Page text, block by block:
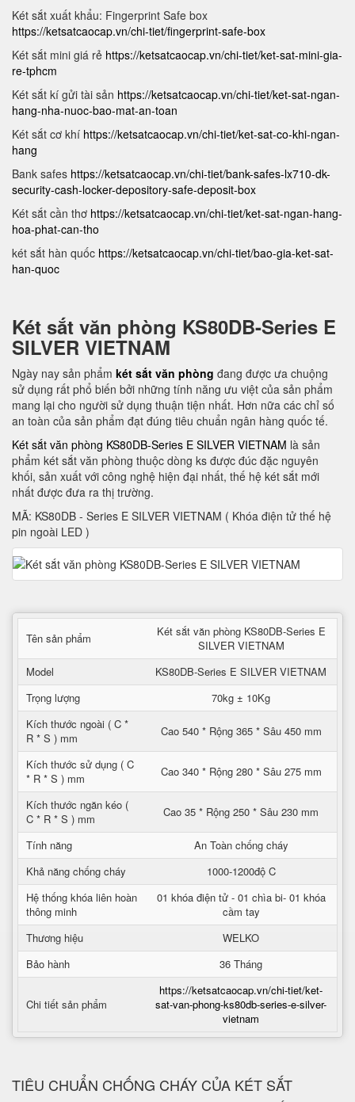
Két sắt xuất khẩu: Fingerprint Safe box
https://ketsatcaocap.vn/chi-tiet/fingerprint-safe-box
Két sắt mini giá rẻ https://ketsatcaocap.vn/chi-tiet/ket-sat-mini-gia-
re-tphcm
Két sắt kí gửi tài sản https://ketsatcaocap.vn/chi-tiet/ket-sat-ngan-
hang-nha-nuoc-bao-mat-an-toan
Két sắt cơ khí https://ketsatcaocap.vn/chi-tiet/ket-sat-co-khi-ngan-
hang
Bank safes https://ketsatcaocap.vn/chi-tiet/bank-safes-lx710-dk-
security-cash-locker-depository-safe-deposit-box
Két sắt cần thơ https://ketsatcaocap.vn/chi-tiet/ket-sat-ngan-hang-
hoa-phat-can-tho
két sắt hàn quốc https://ketsatcaocap.vn/chi-tiet/bao-gia-ket-sat-
han-quoc
Két sắt văn phòng KS80DB-Series E
SILVER VIETNAM
Ngày nay sản phẩm két sắt văn phòng đang được ưa chuộng
sử dụng rất phổ biến bởi những tính năng ưu việt của sản phẩm
mang lại cho người sử dụng thuận tiện nhất. Hơn nữa các chỉ số
an toàn của sản phẩm đạt đúng tiêu chuẩn ngân hàng quốc tế.
Két sắt văn phòng KS80DB-Series E SILVER VIETNAM là sản
phẩm két sắt văn phòng thuộc dòng ks được đúc đặc nguyên
khối, sản xuất với công nghệ hiện đại nhất, thế hệ két sắt mới
nhất được đưa ra thị trường.
MÃ: KS80DB - Series E SILVER VIETNAM ( Khóa điện tử thế hệ
pin ngoài LED )
Tên sản phẩm
Két sắt văn phòng KS80DB-Series E
SILVER VIETNAM
Model
KS80DB-Series E SILVER VIETNAM
Trọng lượng
70kg ± 10Kg
Kích thước ngoài ( C *
R * S ) mm
Cao 540 * Rộng 365 * Sâu 450 mm
Kích thước sử dụng ( C
* R * S ) mm
Cao 340 * Rộng 280 * Sâu 275 mm
Kích thước ngăn kéo (
C * R * S ) mm
Cao 35 * Rộng 250 * Sâu 230 mm
Tính năng
An Toàn chống cháy
Khả năng chống cháy
1000-1200độ C
Hệ thống khóa liên hoàn
thông minh
01 khóa điện tử - 01 chìa bi- 01 khóa
cầm tay
Thương hiệu
WELKO
Bảo hành
36 Tháng
Chi tiết sản phẩm
https://ketsatcaocap.vn/chi-tiet/ket-
sat-van-phong-ks80db-series-e-silver-
vietnam
TIÊU CHUẨN CHỐNG CHÁY CỦA KÉT SẮT